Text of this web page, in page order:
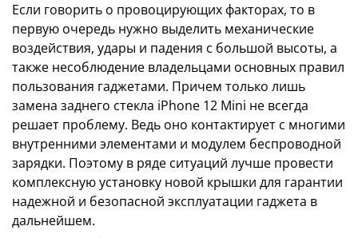
Если говорить о провоцирующих факторах, то в
первую очередь нужно выделить механические
воздействия, удары и падения с большой высоты, а
также несоблюдение владельцами основных правил
пользования гаджетами. Причем только лишь
замена заднего стекла iPhone 12 Mini не всегда
решает проблему. Ведь оно контактирует с многими
внутренними элементами и модулем беспроводной
зарядки. Поэтому в ряде ситуаций лучше провести
комплексную установку новой крышки для гарантии
надежной и безопасной эксплуатации гаджета в
дальнейшем.